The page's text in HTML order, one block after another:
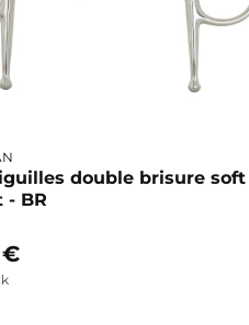
double brisure soft
- BR
€